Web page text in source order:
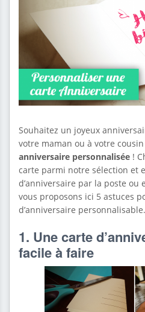
Souhaitez un joyeux
votre maman ou à votre
anniversaire personnalisée !
carte parmi notre sélection et
d’anniversaire par la poste ou
vous proposons ici 5 astuces
d’anniversaire personnalisable.
1. Une carte
facile à faire